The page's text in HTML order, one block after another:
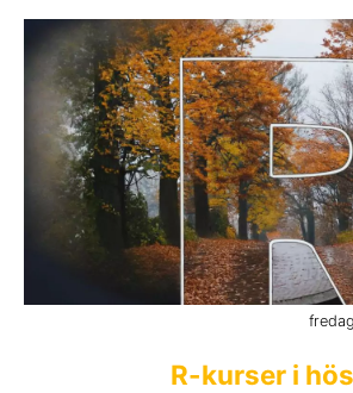
R-kurser i